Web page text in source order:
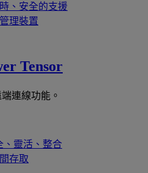
、安全的支援
理裝置
Tensor
連線功能。
、靈活、整合
存取